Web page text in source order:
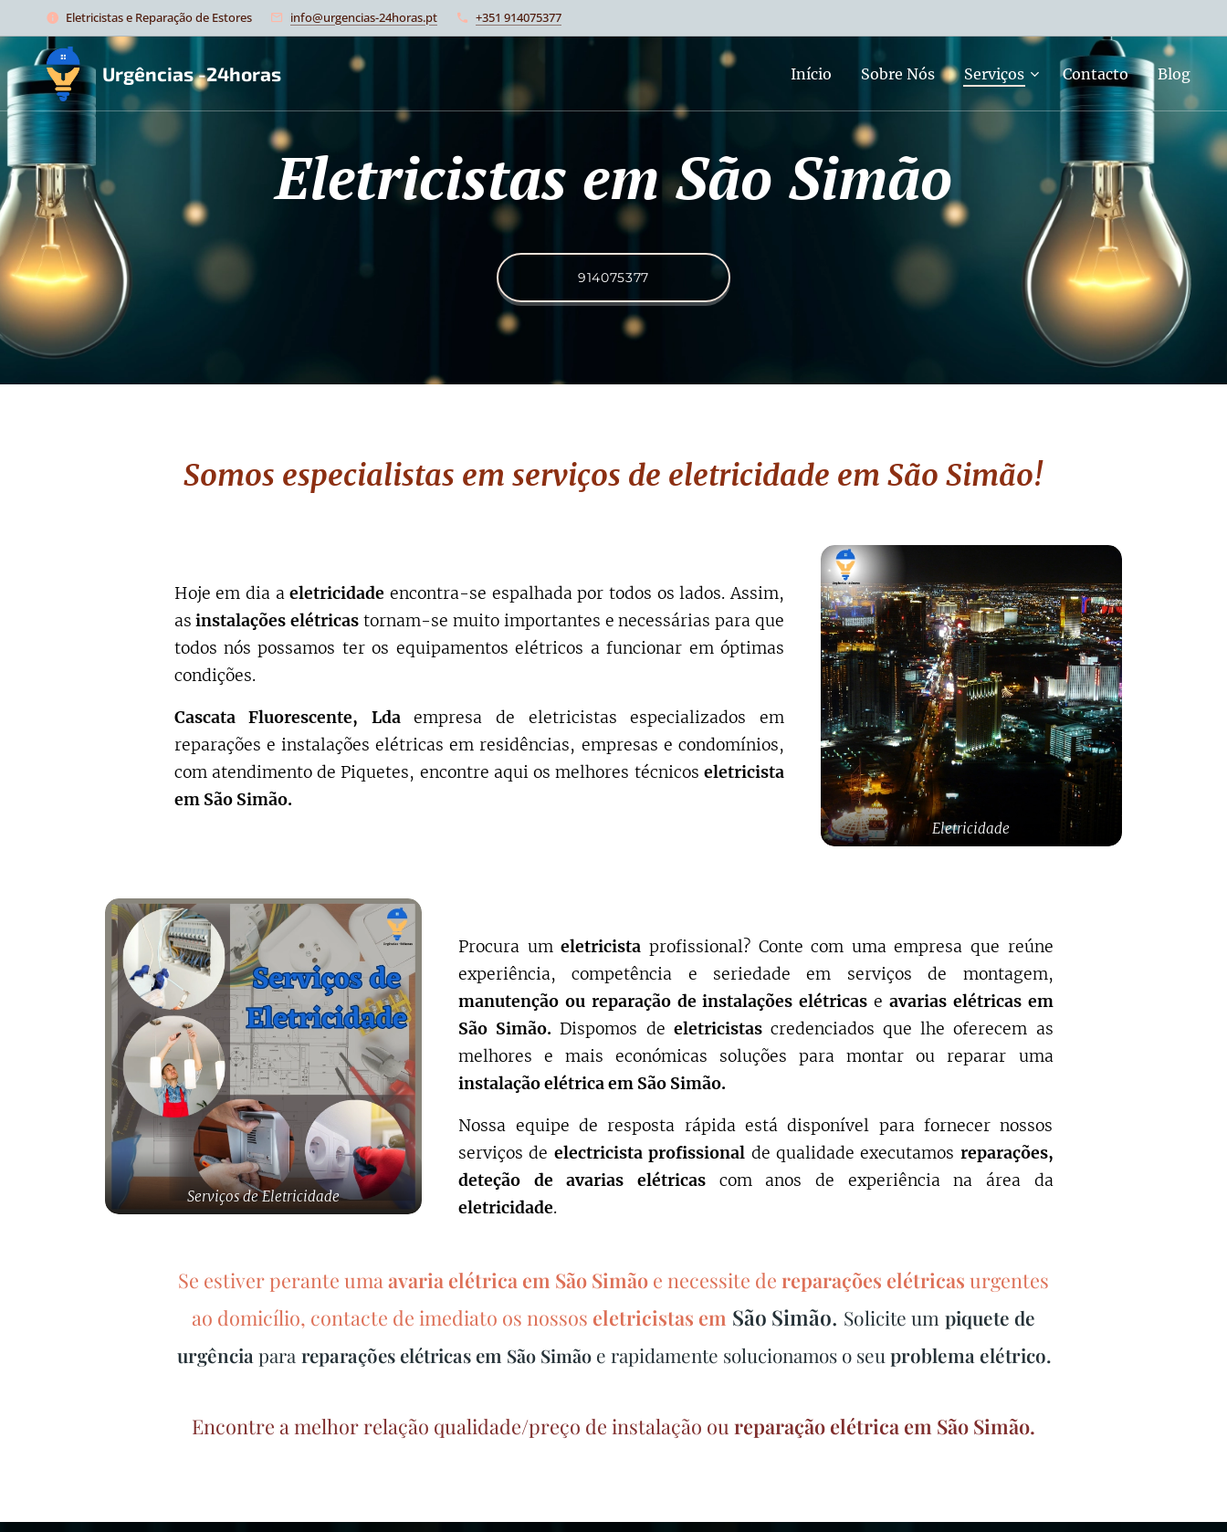
Eletricistas e Reparação de Estores info@urgencias-24horas.pt +351 914075377
Urgências -24horas Início Sobre Nós Serviços Contacto Blog
Eletricistas em São Simão
914075377
Somos especialistas em serviços de eletricidade em São Simão!
Eletricidade
Hoje em dia aeletricidade encontra-se espalhada por todos os lados. Assim,
asinstalações elétricas tornam-se muito importantes e necessárias para que
todos nós possamos ter os equipamentos elétricos a funcionar em óptimas
condições.
Cascata Fluorescente, Ldaempresa de eletricistas especializados em
reparações e instalações elétricas em residências, empresas e condomínios,
com atendimento de Piquetes, encontre aqui os melhores técnicoseletricista
em São Simão.
Serviços de Eletricidade
Procura umeletricista profissional? Conte com uma empresa que reúne
experiência, competência e seriedade em serviços de montagem,
manutenção ou reparação de instalações elétricase avarias elétricas em
São Simão. Dispomos de eletricistascredenciados que lhe oferecem as
melhores e mais económicas soluções para montar ou reparar uma
instalação elétrica em São Simão.
Nossa equipe de resposta rápida está disponível para fornecer nossos
serviços de electricista profissional de qualidade executamos reparações,
deteção de avarias elétricas com anos de experiência na área da
eletricidade.
Se estiver perante uma avaria elétrica em São Simão e necessite de reparações elétricas urgentes
ao domicílio, contacte de imediato os nossos eletricistas em São Simão. Solicite um piquete de
urgência para reparações elétricas em São Simão e rapidamente solucionamos o seu problema elétrico.
Encontre a melhor relação qualidade/preço de instalação ou reparação elétrica em São Simão.